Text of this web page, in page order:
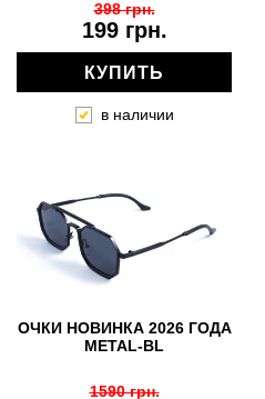
199 грн.
398 грн.
КУПИТЬ
в наличии
ОЧКИ НОВИНКА 2026 ГОДА
METAL-BL
1590 грн.